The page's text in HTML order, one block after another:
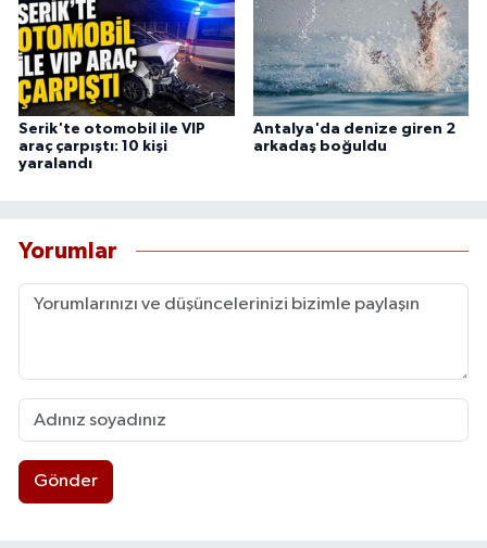
Serik'te otomobil ile VIP
araç çarpıştı: 10 kişi
yaralandı
Antalya'da denize giren 2
arkadaş boğuldu
Yorumlar
Gönder